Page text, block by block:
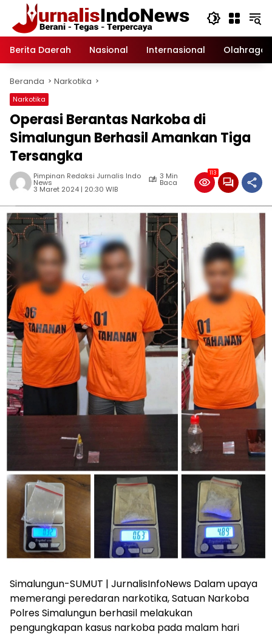
Langsung
konten
Berita Daerah
Nasional Internasional Olahraga
Beranda Narkotika
Narkotika
Operasi Berantas Narkoba di
Simalungun Berhasil Amankan Tiga
Tersangka
Pimpinan Redaksi Jurnalis Indo
News
3 Min
Baca
3 Maret 2024 | 20:30 WIB
113
Simalungun-SUMUT | JurnalisInfoNews Dalam upaya
memerangi peredaran narkotika, Satuan Narkoba
Polres Simalungun berhasil melakukan
pengungkapan kasus narkoba pada malam hari